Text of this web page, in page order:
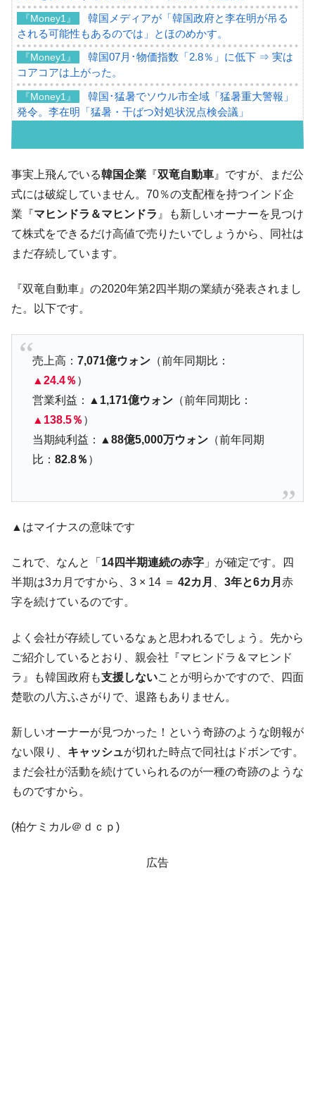
『Money1』
韓国メディアが「韓国政府と李在明が吊る
される可能性もあるのでは」とほのめかす。
『Money1』
韓国07月･物価指数「2.8％」に低下 ⇒ 実は
コアコアは上がった。
『Money1』
韓国･猛暑でソウル市全域「猛暑重大警報」
発令。李在明「猛暑・干ばつ対処状況点検会議」
07月販売台数は去年のほぼ半分「71台」しか売れなかっ
た。『起亜』は9台だけ
『Money1』
韓国「信用赦免を何回やっても、何回やっ
落！
韓国K9専用砲弾･装薬自動供給装甲車両･珍
兵器「K10」が改良に乗り出す。
『Money1』
韓国「2026年07月の輸出入」絶好調。半導
体だけで410億ドル、輸出全体の41％もある
や、若者に起業させよう」⇒ どんな雇用対策だソレ。
『Money1』
【韓国の外貨準備】2026年07月は4,279億ド
ル。外平債の発行「19.4億ドル」
『Money1』
韓国「ここは北朝鮮なのか。選管がサーバ
ーにウソのデータを入力したのは明白だ」
『Money1』
韓国･李在明さっそく不動産対策で浅薄な発
言。
す」⇒「金を経由するドル入手」手段ではないのか？
『Money1』
韓国･外為取引量「1日当たり1,214.4億ド
ル」まで拡大 ⇒ 海外資金の動きに強く左右される状態
『Money1』
い「50.5％」に上昇
『Money1』
韓国大統領府ボンクラ政策室長が告発され
断
韓国･警察職員が「丸刈りになって抗議活
動」
『Money1』
中国だけが鉄鋼輸出を異常増加させる ⇒ 中
国の過剰生産が世界を蝕む。
『Money1』
韓国製造業「半導体絶好調」のウラで他業
種は全般的「不調」⇒ PSIが示す現況は決して良くない。
ン』1人当たり賠償10万ウォンを認定 ⇒ 総額3兆7,000億
韓国型イージス搭載の次世代駆逐艦
事実上飛んでいる韓国企業 『双竜自動車 』ですが、まだ公
式には破綻していません。70％の支配権を持つインド企
業『マヒンドラ＆マヒンドラ 』も新しいオーナーを見つけ
て株式をできるだけ高値で売りたいでしょうから、同社は
まだ存続しています。
『双竜自動車』の2020年第2四半期の業績が発表されまし
た。以下です。
売上高： 7,071億ウォン（前年同期比：
▲24.4％ ）
営業利益：
▲1,171億ウォン（前年同期比：
▲138.5％ ）
当期純利益：
▲88億5,000万ウォン（前年同期
比： 82.8％ ）
▲はマイナスの意味です
これで、なんと「 14四半期連続の赤字 」が確定です。四
半期は3カ月ですから、3 × 14 ＝ 42カ月 3年と6カ月 赤
字を続けているのです。
よく会社が存続しているなぁと思われるでしょう。先から
ご紹介しているとおり、親会社『マヒンドラ＆マヒンド
ラ』も韓国政府も支援しないことが明らかですので、四面
楚歌の八方ふさがりで、退路もありません。
新しいオーナーが見つかった！という奇跡のような朗報が
ない限り、 キャッシュが切れた時点で同社はドボンです。
まだ会社が活動を続けていられるのが一種の奇跡のような
ものですから。
(柏ケミカル＠ｄｃｐ)
広告